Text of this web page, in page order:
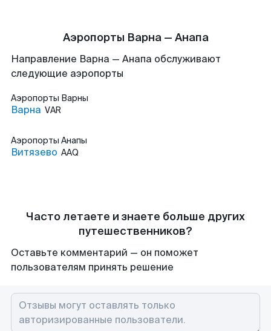
Аэропорты Варна — Анапа
Направление Варна — Анапа обслуживают
следующие аэропорты
Аэропорты Варны
Варна VAR
Аэропорты Анапы
Витязево AAQ
Часто летаете и знаете больше других
путешественников?
Оставьте комментарий — он поможет
пользователям принять решение